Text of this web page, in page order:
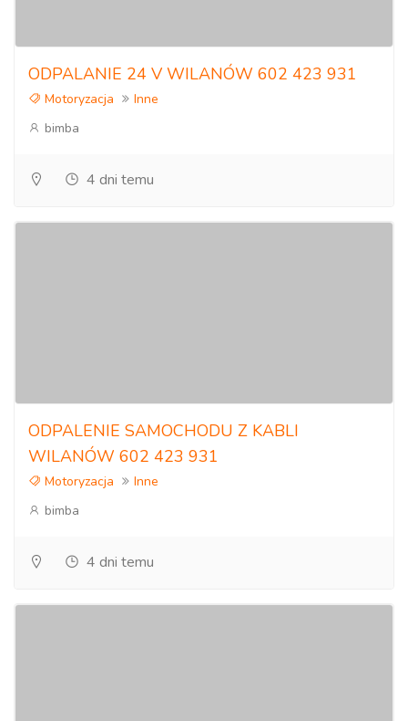
ODPALANIE 24 V WILANÓW 602 423 931
Motoryzacja
Inne
bimba
4 dni temu
ODPALENIE SAMOCHODU Z KABLI
WILANÓW 602 423 931
Motoryzacja
Inne
bimba
4 dni temu